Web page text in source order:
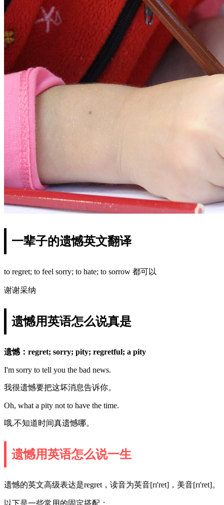
一辈子的遗憾英文翻译
to regret; to feel sorry; to hate; to sorrow 都可以
谢谢采纳
遗憾用英语怎么说真是
遗憾：regret; sorry; pity; regretful; a pity
I'm sorry to tell you the bad news.
我很遗憾要把这坏消息告诉你。
Oh, what a pity not to have the time.
哦,不知道时间真遗憾哪。
遗憾用英语怎么说一生
遗憾的英文高级表达是regret，读音为英音[rɪ'ret]，美音[rɪ'ret]。
以下是一些常用的固定搭配：